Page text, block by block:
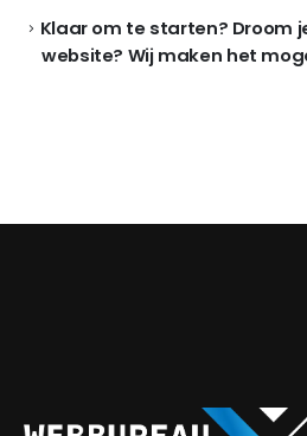
Klaar om te starten? Droom
website? Wij maken het